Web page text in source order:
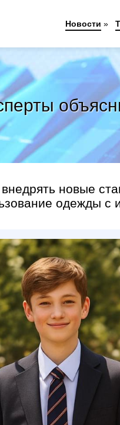
новые
одежды с
Новости »